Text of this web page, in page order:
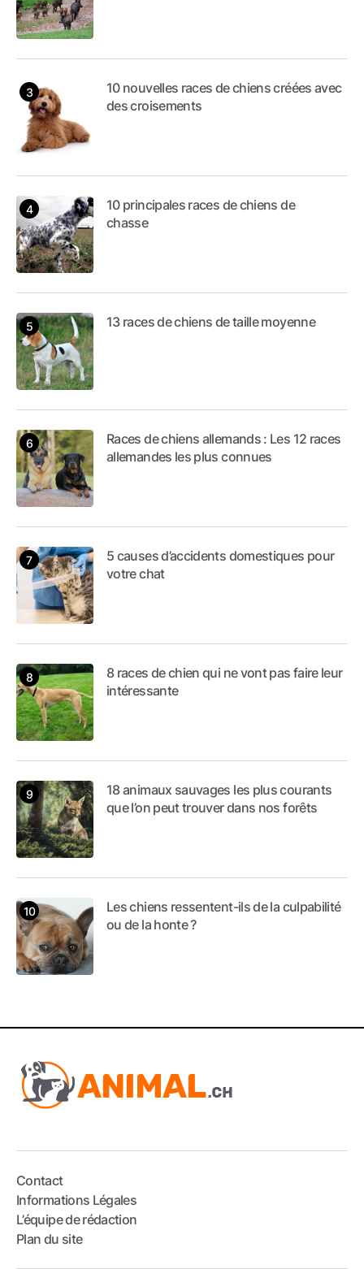
10 nouvelles races de chiens créées avec
des croisements
10 principales races de chiens de
chasse
13 races de chiens de taille moyenne
Races de chiens allemands : Les 12 races
allemandes les plus connues
5 causes d’accidents domestiques pour
votre chat
8 races de chien qui ne vont pas faire leur
intéressante
18 animaux sauvages les plus courants
que l’on peut trouver dans nos forêts
Les chiens ressentent-ils de la culpabilité
ou de la honte ?
Contact
Informations Légales
L’équipe de rédaction
Plan du site